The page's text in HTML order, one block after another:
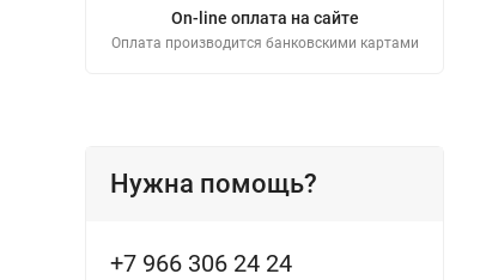
On-line оплата на сайте
Оплата производится банковскими картами
Нужна помощь?
+7 966 306 24 24